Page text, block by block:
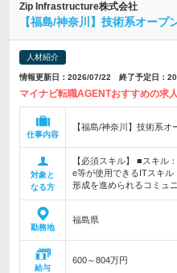
Zip Infrastructure株式会社
【福島/神奈川】技術系オープ
人材紹介
情報更新日：2026/07/22 終了予定日：
マイナビ転職AGENTおすすめの求
仕事内容
【福島/神奈川】技術系オ
対象と
なる方
【必須スキル】 ■スキル
e等が使用できるITスキ
形成を進められるコミュ
勤務地
福島県
給与
600～804万円